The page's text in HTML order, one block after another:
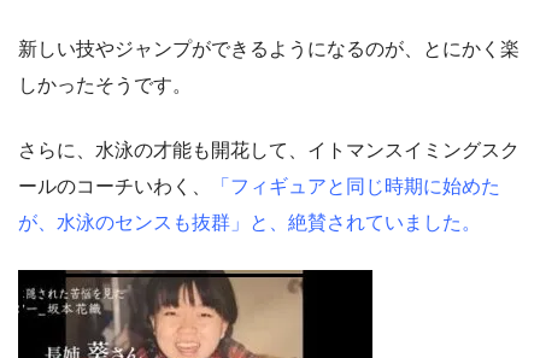
新しい技やジャンプができるようになるのが、とにかく楽
しかったそうです。
さらに、水泳の才能も開花して、イトマンスイミングスク
ールのコーチいわく、
「フィギュアと同じ時期に始めた
が、水泳のセンスも抜群」と、絶賛されていました。